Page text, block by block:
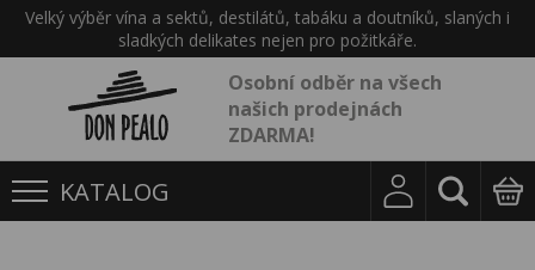
Velký výběr vína a sektů, destilátů, tabáku a doutníků, slaných i
sladkých delikates nejen pro požitkáře.
Osobní odběr na všech
našich prodejnách
ZDARMA!
KATALOG